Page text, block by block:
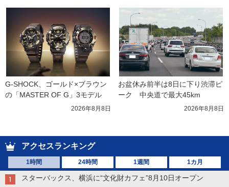
G-SHOCK、ゴールド×ブラウン
の「MASTER OF G」3モデル
2026年8月8日
お盆休み前半は8日に下り渋滞ピ
ーク　中央道で最大45km
2026年8月8日
アクセスランキング
1時間 24時間 1週間 1カ月
スターバックス、横浜に“文化財カフェ”8月10日オープン